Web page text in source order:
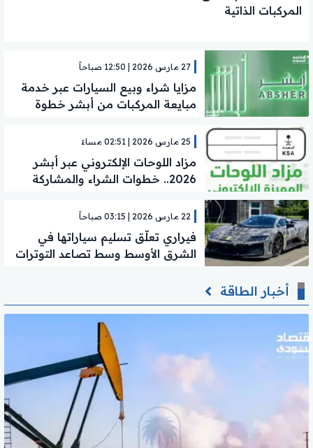
المركبات الذاتية
27 مارس 2026 | 12:50 صباحاً
مزايا شراء وبيع السيارات عبر خدمة
مبايعة المركبات من أبشر خطوة
25 مارس 2026 | 02:51 مساءً
مزاد اللوحات الإلكتروني عبر أبشر
2026.. خطوات الشراء والمشاركة
22 مارس 2026 | 03:15 صباحاً
فيراري تعلّق تسليم سياراتها في
الشرق الأوسط وسط تصاعد التوترات
أخبار الطاقة